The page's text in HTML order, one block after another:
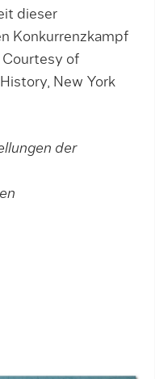
dieser
Konkurrenzkampf
of
New York
der